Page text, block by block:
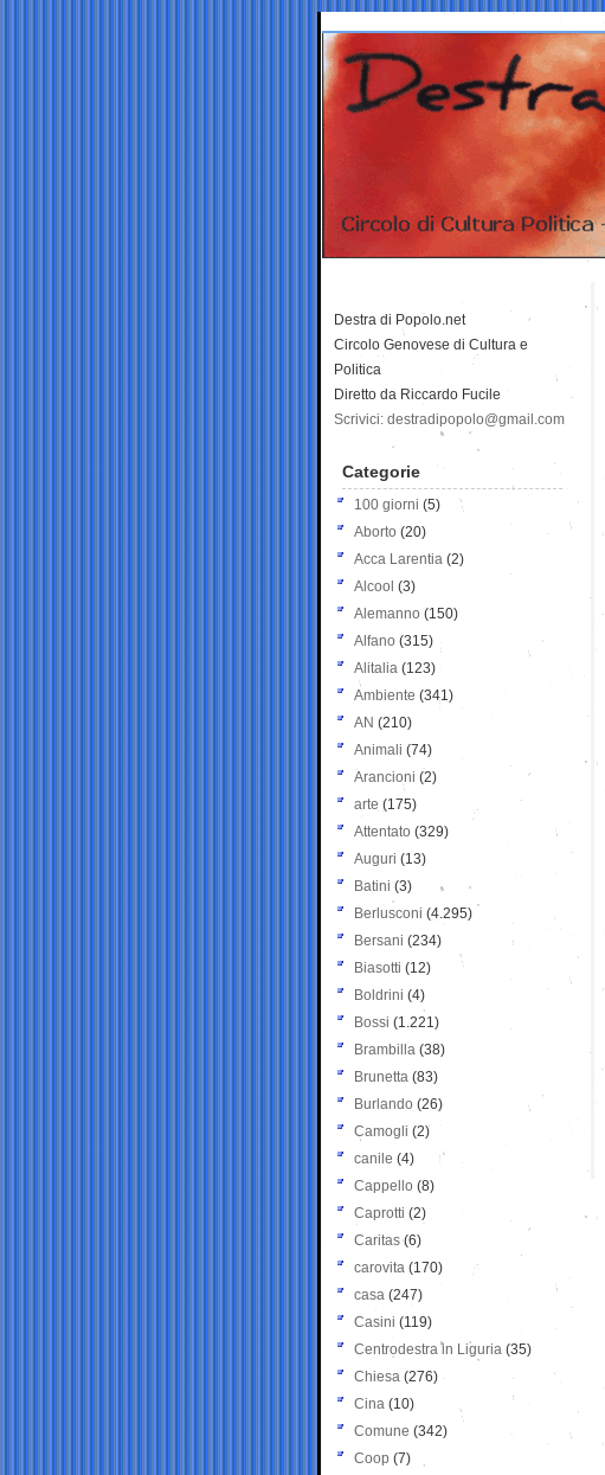
Destra di Popolo.net
Circolo Genovese di Cultura e
Politica
Diretto da Riccardo Fucile
Scrivici: destradipopolo@gmail.com
Categorie
100 giorni (5)
Aborto (20)
Acca Larentia (2)
Alcool (3)
Alemanno (150)
Alfano (315)
Alitalia (123)
Ambiente (341)
AN (210)
Animali (74)
Arancioni (2)
arte (175)
Attentato (329)
Auguri (13)
Batini (3)
Berlusconi (4.295)
Bersani (234)
Biasotti (12)
Boldrini (4)
Bossi (1.221)
Brambilla (38)
Brunetta (83)
Burlando (26)
Camogli (2)
canile (4)
Cappello (8)
Caprotti (2)
Caritas (6)
carovita (170)
casa (247)
Casini (119)
Centrodestra in Liguria (35)
Chiesa (276)
Cina (10)
Comune (342)
Coop (7)